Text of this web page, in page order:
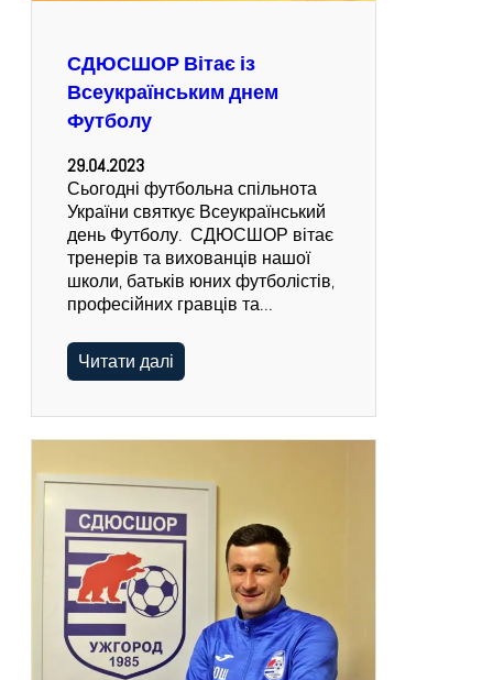
СДЮСШОР Вітає із
Всеукраїнським днем
Футболу
29.04.2023
Сьогодні футбольна спільнота
України святкує Всеукраїнський
день Футболу. СДЮСШОР вітає
тренерів та вихованців нашої
школи, батьків юних футболістів,
професійних гравців та…
Читати далі